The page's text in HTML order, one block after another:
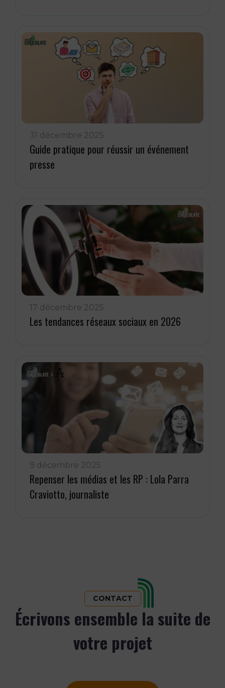
31 décembre 2025
Guide pratique pour réussir un événement
presse
17 décembre 2025
Les tendances réseaux sociaux en 2026
9 décembre 2025
Repenser les médias et les RP : Lola Parra
Craviotto, journaliste
CONTACT
Écrivons ensemble la suite de
votre projet